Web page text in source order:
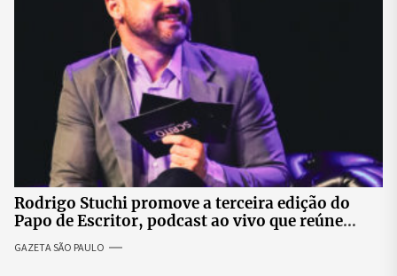
Rodrigo Stuchi promove a terceira edição do
Papo de Escritor, podcast ao vivo que reúne
especialistas para discutir saúde mental e
prosperidade.
GAZETA SÃO PAULO